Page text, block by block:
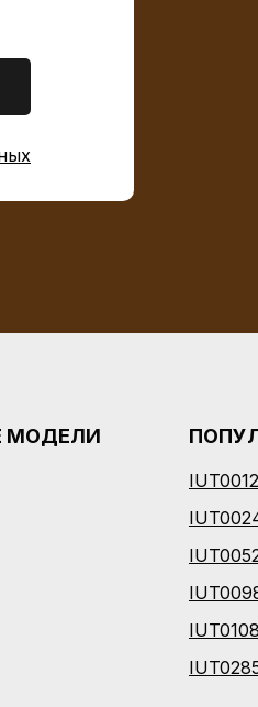
МОДЕЛИ
IUT0012
I
IUT0108